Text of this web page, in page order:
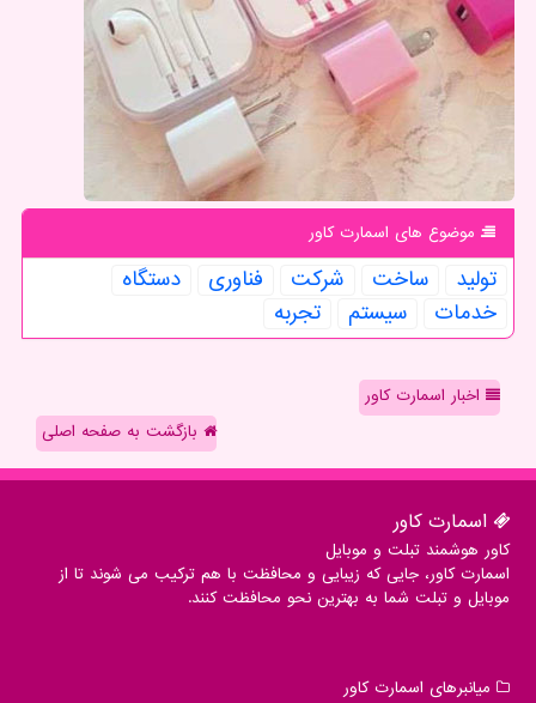
موضوع های اسمارت كاور
تولید ساخت شركت فناوری
دستگاه
خدمات
سیستم تجربه
اخبار اسمارت کاور
بازگشت به صفحه اصلی
اسمارت كاور
کاور هوشمند تبلت و موبایل
اسمارت کاور، جایی که زیبایی و محافظت با هم ترکیب می شوند تا از
موبایل و تبلت شما به بهترین نحو محافظت کنند.
میانبرهای اسمارت كاور